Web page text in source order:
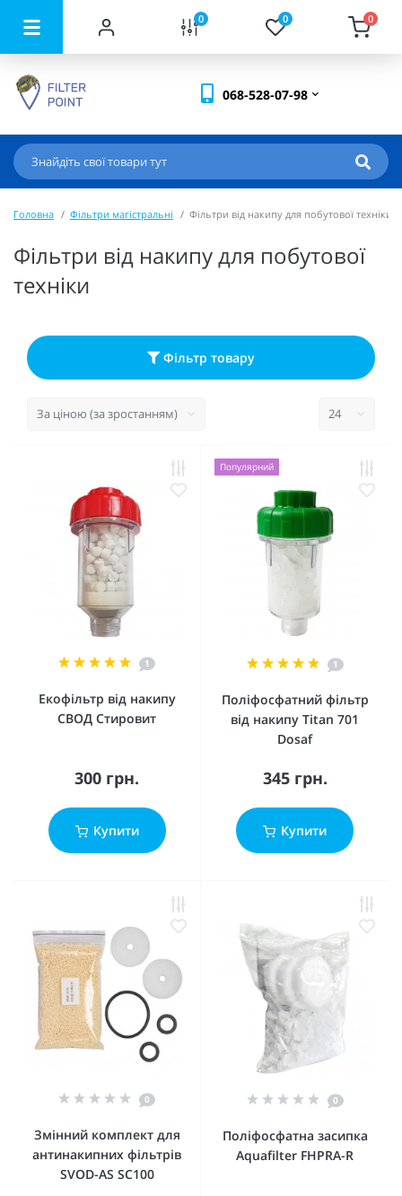
0 0 0
068-528-07-98
Головна Фільтри магістральні Фільтри від накипу для побутової техніки
Фільтри від накипу для побутової
техніки
Фільтр товару
1
Екофільтр від накипу
СВОД Стировит
300 грн.
Купити
Популярний
1
Поліфосфатний фільтр
від накипу Titan 701
Dosaf
345 грн.
Купити
0
Змінний комплект для
антинакипних фільтрів
SVOD-AS SC100
0
Поліфосфатна засипка
Aquafilter FHPRA-R